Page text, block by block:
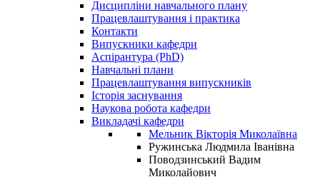
Дисципліни навчального плану
Працевлаштування і практика
Контакти
Випускники кафедри
Аспірантура (PhD)
Навчальні плани
Працевлаштування випускників
Історія заснування
Наукова робота кафедри
Викладачі кафедри
Мельник Вікторія Миколаївна
Ружинська Людмила Іванівна
Поводзинський Вадим
Миколайович